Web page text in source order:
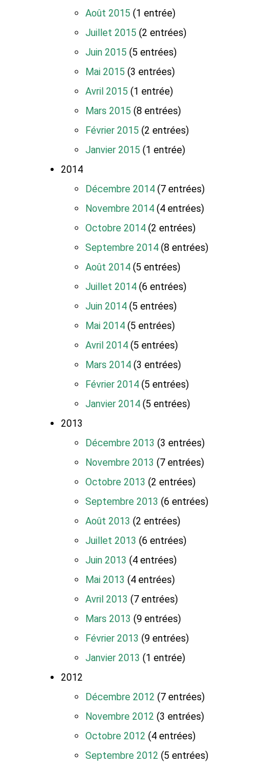
Août 2015 (1 entrée)
Juillet 2015 (2 entrées)
Juin 2015 (5 entrées)
Mai 2015 (3 entrées)
Avril 2015 (1 entrée)
Mars 2015 (8 entrées)
Février 2015 (2 entrées)
Janvier 2015 (1 entrée)
2014
Décembre 2014 (7 entrées)
Novembre 2014 (4 entrées)
Octobre 2014 (2 entrées)
Septembre 2014 (8 entrées)
Août 2014 (5 entrées)
Juillet 2014 (6 entrées)
Juin 2014 (5 entrées)
Mai 2014 (5 entrées)
Avril 2014 (5 entrées)
Mars 2014 (3 entrées)
Février 2014 (5 entrées)
Janvier 2014 (5 entrées)
2013
Décembre 2013 (3 entrées)
Novembre 2013 (7 entrées)
Octobre 2013 (2 entrées)
Septembre 2013 (6 entrées)
Août 2013 (2 entrées)
Juillet 2013 (6 entrées)
Juin 2013 (4 entrées)
Mai 2013 (4 entrées)
Avril 2013 (7 entrées)
Mars 2013 (9 entrées)
Février 2013 (9 entrées)
Janvier 2013 (1 entrée)
2012
Décembre 2012 (7 entrées)
Novembre 2012 (3 entrées)
Octobre 2012 (4 entrées)
Septembre 2012 (5 entrées)